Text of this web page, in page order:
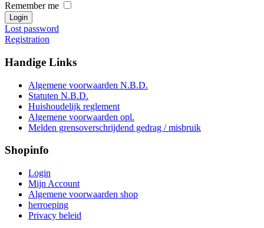
Remember me
Lost password
Registration
Handige Links
Algemene voorwaarden N.B.D.
Statuten N.B.D.
Huishoudelijk reglement
Algemene voorwaarden opl.
Melden grensoverschrijdend gedrag / misbruik
Shopinfo
Login
Mijn Account
Algemene voorwaarden shop
herroeping
Privacy beleid